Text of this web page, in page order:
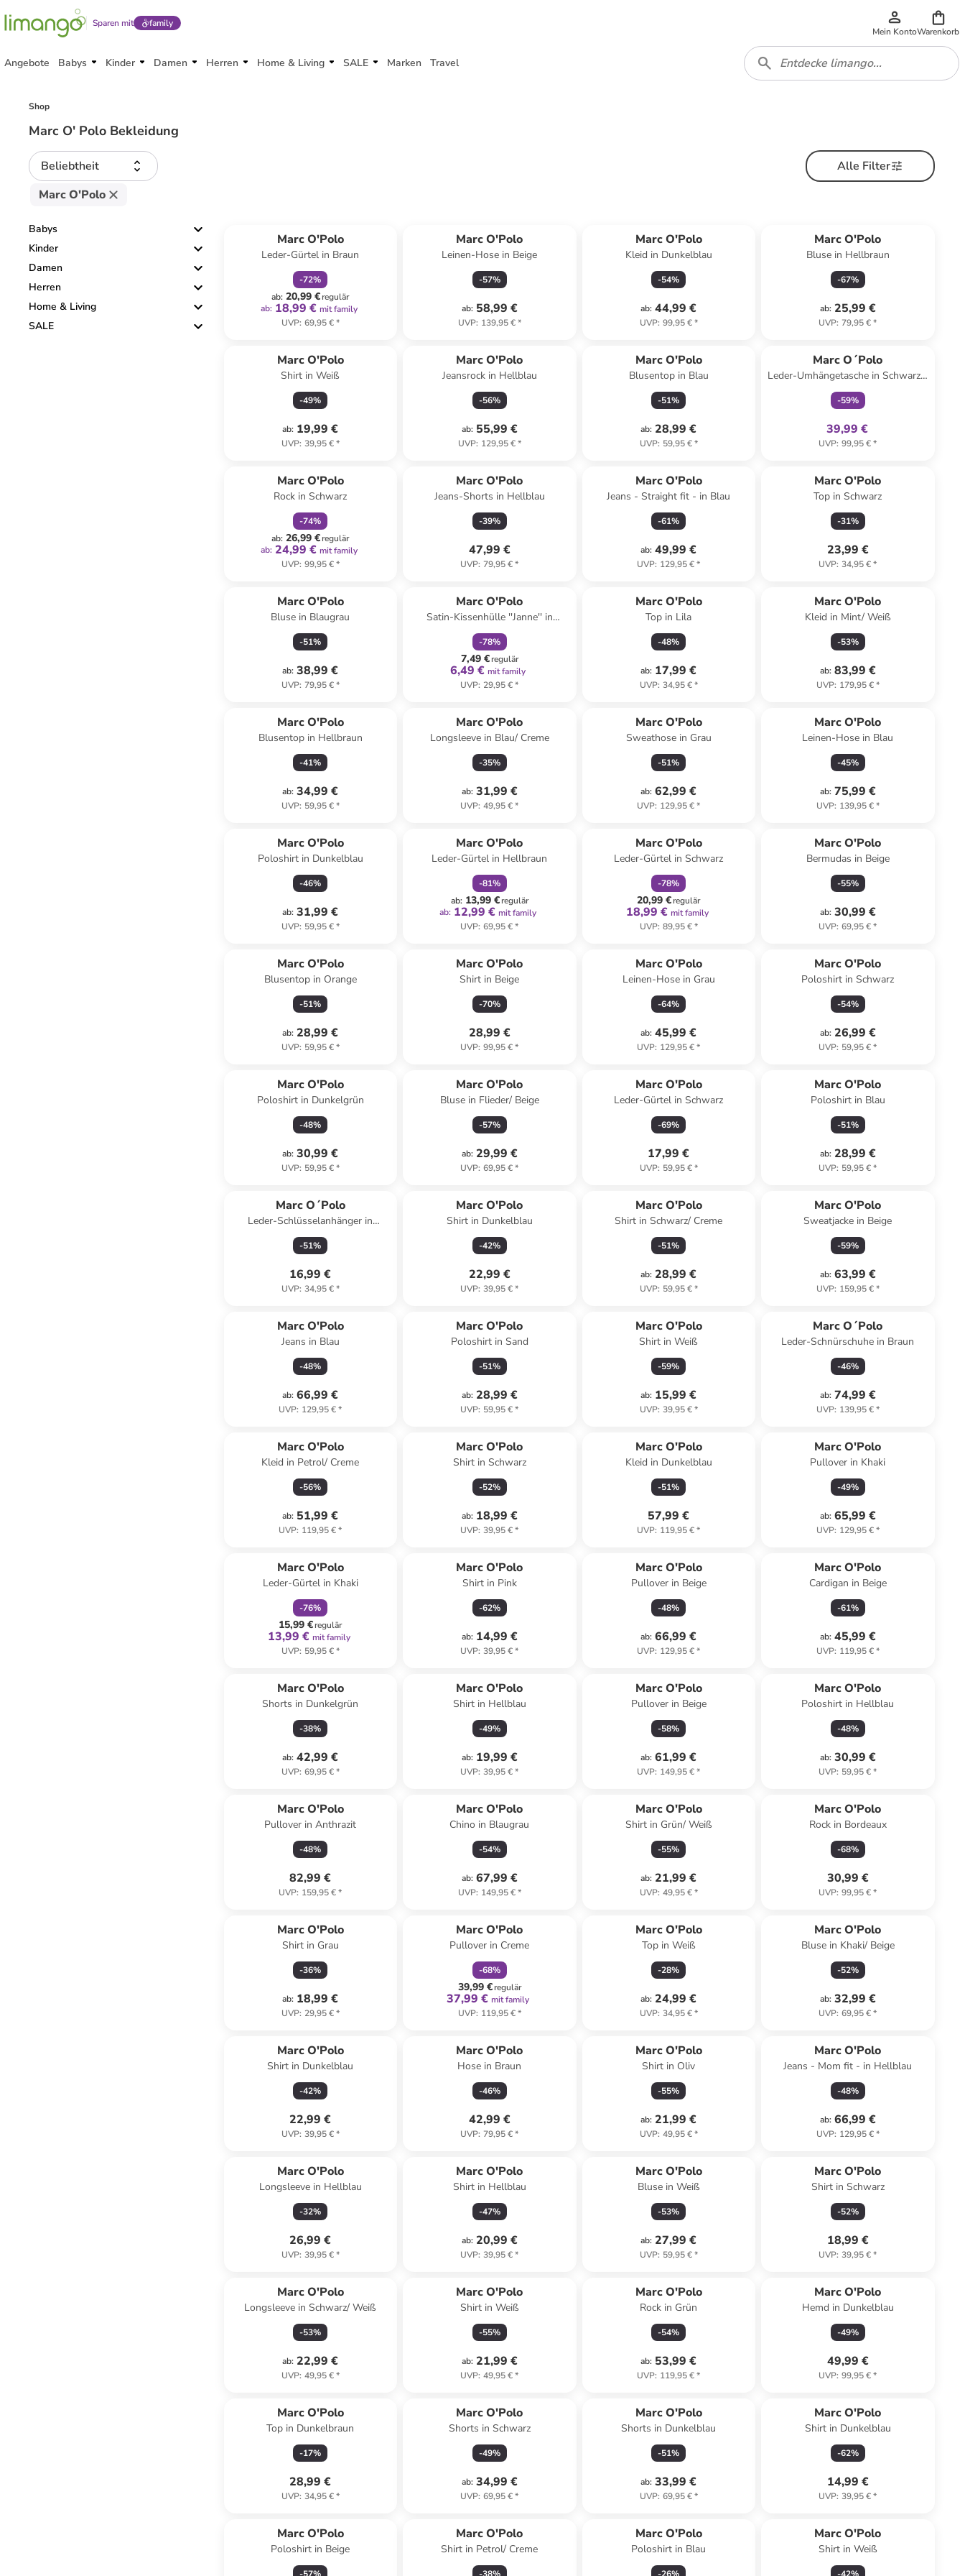
Sparen mit family
Mein KontoWarenkorb
Angebote Babys Kinder Damen Herren Home & Living SALE Marken Travel
Shop
Marc O' Polo Bekleidung
Beliebtheit
Alle Filter
Marc O'Polo
Babys
Kinder
Damen
Herren
Home & Living
SALE
Marc O'Polo
Leder-Gürtel in Braun
-72%
ab: 20,99 €regulär
ab: 18,99 € mit family
UVP: 69,95 €*
Marc O'Polo
Leinen-Hose in Beige
-57%
ab: 58,99 €
UVP: 139,95 €*
Marc O'Polo
Kleid in Dunkelblau
-54%
ab: 44,99 €
UVP: 99,95 €*
Marc O'Polo
Bluse in Hellbraun
-67%
ab: 25,99 €
UVP: 79,95 €*
Marc O'Polo
Shirt in Weiß
-49%
ab: 19,99 €
UVP: 39,95 €*
Marc O'Polo
Jeansrock in Hellblau
-56%
ab: 55,99 €
UVP: 129,95 €*
Marc O'Polo
Blusentop in Blau
-51%
ab: 28,99 €
UVP: 59,95 €*
Marc O´Polo
Leder-Umhängetasche in Schwarz -
(B)20 x (H)10 x (T)3 cm
-59%
39,99 €
UVP: 99,95 €*
Marc O'Polo
Rock in Schwarz
-74%
ab: 26,99 €regulär
ab: 24,99 € mit family
UVP: 99,95 €*
Marc O'Polo
Jeans-Shorts in Hellblau
-39%
47,99 €
UVP: 79,95 €*
Marc O'Polo
Jeans - Straight fit - in Blau
-61%
ab: 49,99 €
UVP: 129,95 €*
Marc O'Polo
Top in Schwarz
-31%
23,99 €
UVP: 34,95 €*
Marc O'Polo
Bluse in Blaugrau
-51%
ab: 38,99 €
UVP: 79,95 €*
Marc O'Polo
Satin-Kissenhülle ''Janne'' in
Hellblau
-78%
7,49 €regulär
6,49 € mit family
UVP: 29,95 €*
Marc O'Polo
Top in Lila
-48%
ab: 17,99 €
UVP: 34,95 €*
Marc O'Polo
Kleid in Mint/ Weiß
-53%
ab: 83,99 €
UVP: 179,95 €*
Marc O'Polo
Blusentop in Hellbraun
-41%
ab: 34,99 €
UVP: 59,95 €*
Marc O'Polo
Longsleeve in Blau/ Creme
-35%
ab: 31,99 €
UVP: 49,95 €*
Marc O'Polo
Sweathose in Grau
-51%
ab: 62,99 €
UVP: 129,95 €*
Marc O'Polo
Leinen-Hose in Blau
-45%
ab: 75,99 €
UVP: 139,95 €*
Marc O'Polo
Poloshirt in Dunkelblau
-46%
ab: 31,99 €
UVP: 59,95 €*
Marc O'Polo
Leder-Gürtel in Hellbraun
-81%
ab: 13,99 €regulär
ab: 12,99 € mit family
UVP: 69,95 €*
Marc O'Polo
Leder-Gürtel in Schwarz
-78%
20,99 €regulär
18,99 € mit family
UVP: 89,95 €*
Marc O'Polo
Bermudas in Beige
-55%
ab: 30,99 €
UVP: 69,95 €*
Marc O'Polo
Blusentop in Orange
-51%
ab: 28,99 €
UVP: 59,95 €*
Marc O'Polo
Shirt in Beige
-70%
28,99 €
UVP: 99,95 €*
Marc O'Polo
Leinen-Hose in Grau
-64%
ab: 45,99 €
UVP: 129,95 €*
Marc O'Polo
Poloshirt in Schwarz
-54%
ab: 26,99 €
UVP: 59,95 €*
Marc O'Polo
Poloshirt in Dunkelgrün
-48%
ab: 30,99 €
UVP: 59,95 €*
Marc O'Polo
Bluse in Flieder/ Beige
-57%
ab: 29,99 €
UVP: 69,95 €*
Marc O'Polo
Leder-Gürtel in Schwarz
-69%
17,99 €
UVP: 59,95 €*
Marc O'Polo
Poloshirt in Blau
-51%
ab: 28,99 €
UVP: 59,95 €*
Marc O´Polo
Leder-Schlüsselanhänger in
Schwarz
-51%
16,99 €
UVP: 34,95 €*
Marc O'Polo
Shirt in Dunkelblau
-42%
22,99 €
UVP: 39,95 €*
Marc O'Polo
Shirt in Schwarz/ Creme
-51%
ab: 28,99 €
UVP: 59,95 €*
Marc O'Polo
Sweatjacke in Beige
-59%
ab: 63,99 €
UVP: 159,95 €*
Marc O'Polo
Jeans in Blau
-48%
ab: 66,99 €
UVP: 129,95 €*
Marc O'Polo
Poloshirt in Sand
-51%
ab: 28,99 €
UVP: 59,95 €*
Marc O'Polo
Shirt in Weiß
-59%
ab: 15,99 €
UVP: 39,95 €*
Marc O´Polo
Leder-Schnürschuhe in Braun
-46%
ab: 74,99 €
UVP: 139,95 €*
Marc O'Polo
Kleid in Petrol/ Creme
-56%
ab: 51,99 €
UVP: 119,95 €*
Marc O'Polo
Shirt in Schwarz
-52%
ab: 18,99 €
UVP: 39,95 €*
Marc O'Polo
Kleid in Dunkelblau
-51%
57,99 €
UVP: 119,95 €*
Marc O'Polo
Pullover in Khaki
-49%
ab: 65,99 €
UVP: 129,95 €*
Marc O'Polo
Leder-Gürtel in Khaki
-76%
15,99 €regulär
13,99 € mit family
UVP: 59,95 €*
Marc O'Polo
Shirt in Pink
-62%
ab: 14,99 €
UVP: 39,95 €*
Marc O'Polo
Pullover in Beige
-48%
ab: 66,99 €
UVP: 129,95 €*
Marc O'Polo
Cardigan in Beige
-61%
ab: 45,99 €
UVP: 119,95 €*
Marc O'Polo
Shorts in Dunkelgrün
-38%
ab: 42,99 €
UVP: 69,95 €*
Marc O'Polo
Shirt in Hellblau
-49%
ab: 19,99 €
UVP: 39,95 €*
Marc O'Polo
Pullover in Beige
-58%
ab: 61,99 €
UVP: 149,95 €*
Marc O'Polo
Poloshirt in Hellblau
-48%
ab: 30,99 €
UVP: 59,95 €*
Marc O'Polo
Pullover in Anthrazit
-48%
82,99 €
UVP: 159,95 €*
Marc O'Polo
Chino in Blaugrau
-54%
ab: 67,99 €
UVP: 149,95 €*
Marc O'Polo
Shirt in Grün/ Weiß
-55%
ab: 21,99 €
UVP: 49,95 €*
Marc O'Polo
Rock in Bordeaux
-68%
30,99 €
UVP: 99,95 €*
Marc O'Polo
Shirt in Grau
-36%
ab: 18,99 €
UVP: 29,95 €*
Marc O'Polo
Pullover in Creme
-68%
39,99 €regulär
37,99 € mit family
UVP: 119,95 €*
Marc O'Polo
Top in Weiß
-28%
ab: 24,99 €
UVP: 34,95 €*
Marc O'Polo
Bluse in Khaki/ Beige
-52%
ab: 32,99 €
UVP: 69,95 €*
Marc O'Polo
Shirt in Dunkelblau
-42%
22,99 €
UVP: 39,95 €*
Marc O'Polo
Hose in Braun
-46%
42,99 €
UVP: 79,95 €*
Marc O'Polo
Shirt in Oliv
-55%
ab: 21,99 €
UVP: 49,95 €*
Marc O'Polo
Jeans - Mom fit - in Hellblau
-48%
ab: 66,99 €
UVP: 129,95 €*
Marc O'Polo
Longsleeve in Hellblau
-32%
26,99 €
UVP: 39,95 €*
Marc O'Polo
Shirt in Hellblau
-47%
ab: 20,99 €
UVP: 39,95 €*
Marc O'Polo
Bluse in Weiß
-53%
ab: 27,99 €
UVP: 59,95 €*
Marc O'Polo
Shirt in Schwarz
-52%
18,99 €
UVP: 39,95 €*
Marc O'Polo
Longsleeve in Schwarz/ Weiß
-53%
ab: 22,99 €
UVP: 49,95 €*
Marc O'Polo
Shirt in Weiß
-55%
ab: 21,99 €
UVP: 49,95 €*
Marc O'Polo
Rock in Grün
-54%
ab: 53,99 €
UVP: 119,95 €*
Marc O'Polo
Hemd in Dunkelblau
-49%
49,99 €
UVP: 99,95 €*
Marc O'Polo
Top in Dunkelbraun
-17%
28,99 €
UVP: 34,95 €*
Marc O'Polo
Shorts in Schwarz
-49%
ab: 34,99 €
UVP: 69,95 €*
Marc O'Polo
Shorts in Dunkelblau
-51%
ab: 33,99 €
UVP: 69,95 €*
Marc O'Polo
Shirt in Dunkelblau
-62%
14,99 €
UVP: 39,95 €*
Marc O'Polo
Poloshirt in Beige
Marc O'Polo
Shirt in Petrol/ Creme
Marc O'Polo
Poloshirt in Blau
Marc O'Polo
Shirt in Weiß